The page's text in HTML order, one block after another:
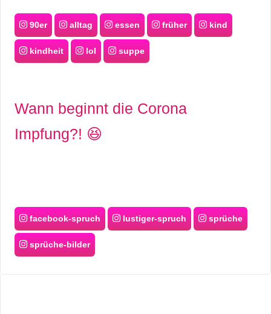
90er alltag essen früher kind
kindheit lol suppe
Wann beginnt die Corona
Impfung?! 😆
facebook-spruch lustiger-spruch sprüche
sprüche-bilder